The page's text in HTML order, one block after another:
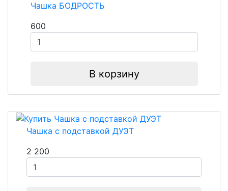
Чашка БОДРОСТЬ
600
В корзину
Чашка с подставкой ДУЭТ
2 200